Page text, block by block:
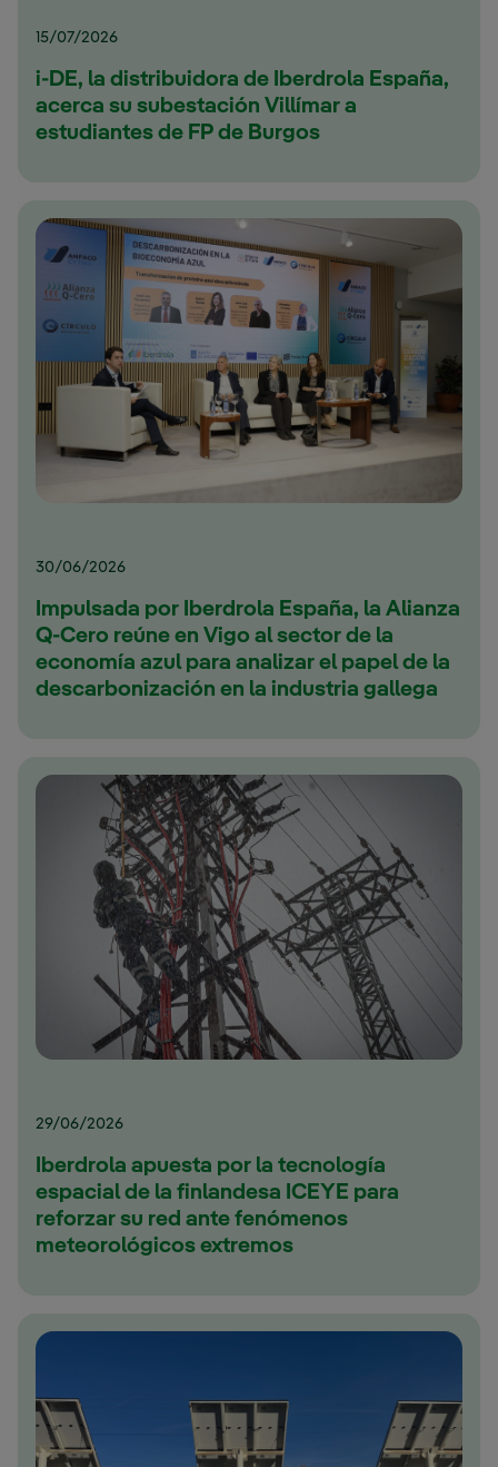
15/07/2026
i-DE, la distribuidora de Iberdrola España,
acerca su subestación Villímar a
estudiantes de FP de Burgos
30/06/2026
Impulsada por Iberdrola España, la Alianza
Q-Cero reúne en Vigo al sector de la
economía azul para analizar el papel de la
descarbonización en la industria gallega
29/06/2026
Iberdrola apuesta por la tecnología
espacial de la finlandesa ICEYE para
reforzar su red ante fenómenos
meteorológicos extremos